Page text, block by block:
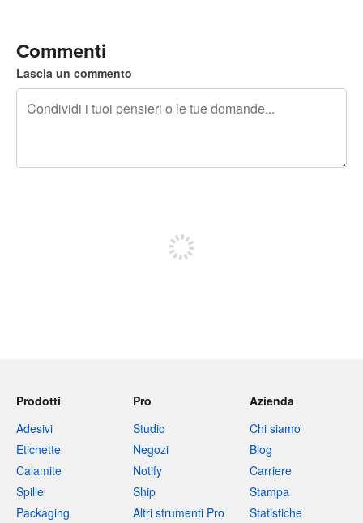
Commenti
Lascia un commento
Prodotti
Adesivi
Etichette
Calamite
Spille
Packaging
Pro
Studio
Negozi
Notify
Ship
Altri strumenti Pro
Azienda
Chi siamo
Blog
Carriere
Stampa
Statistiche